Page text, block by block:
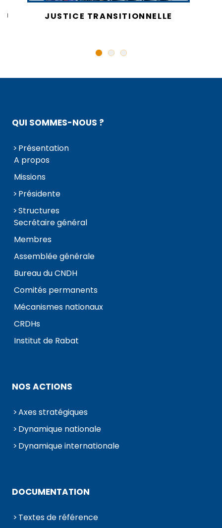
JUSTICE TRANSITIONNELLE
QUI SOMMES-NOUS ?
Présentation
A propos
Missions
Présidente
Structures
Secrétaire général
Membres
Assemblée générale
Bureau du CNDH
Comités permanents
Mécanismes nationaux
CRDHs
Institut de Rabat
NOS ACTIONS
Axes stratégiques
Dynamique nationale
Dynamique internationale
DOCUMENTATION
Textes de référence